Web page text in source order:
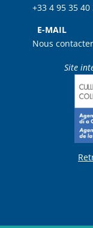
+33 4 95 35 40
E-MAIL
Nous contacter
Site